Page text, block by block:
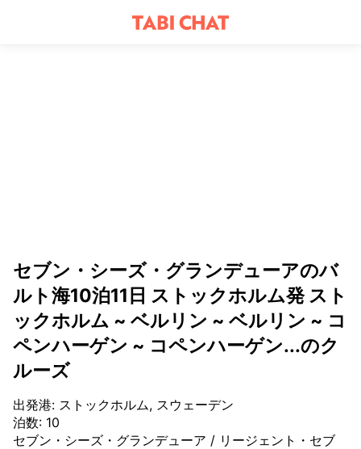
セブン・シーズ・グランデューアのバ
ルト海10泊11日 ストックホルム発 スト
ックホルム ~ ベルリン ~ ベルリン ~ コ
ペンハーゲン ~ コペンハーゲン...のク
ルーズ
出発港: ストックホルム, スウェーデン
泊数: 10
セブン・シーズ・グランデューア / リージェント・セブ